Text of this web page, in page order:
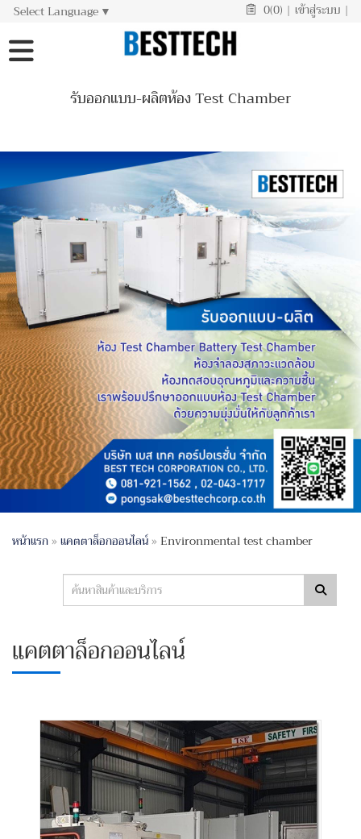
Select Language ▼ 0(0) | เข้าสู่ระบบ |
รับออกแบบ-ผลิตห้อง Test Chamber
หน้าแรก»แคตตาล็อกออนไลน์» Environmental test chamber
แคตตาล็อกออนไลน์